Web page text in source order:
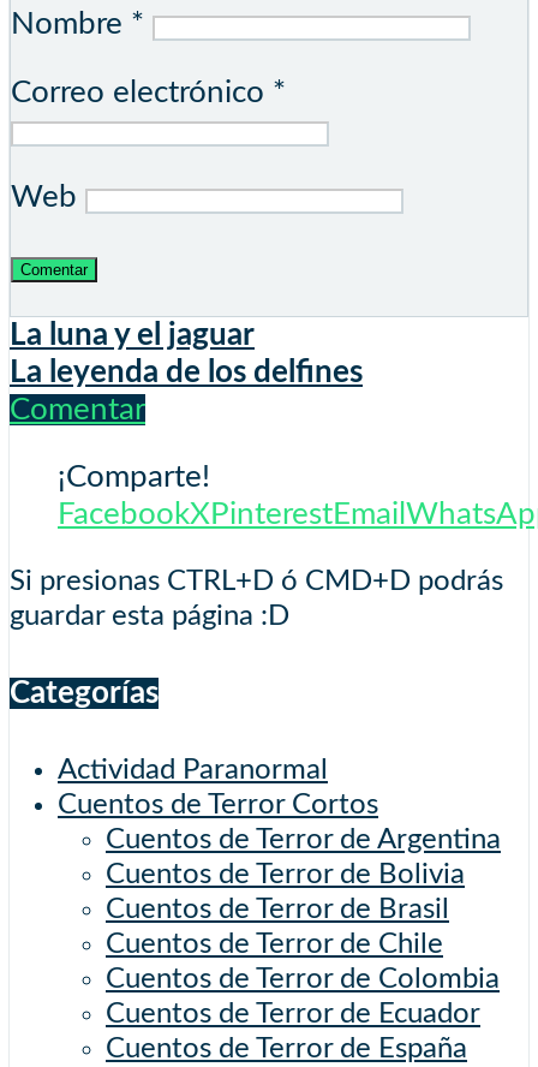
Nombre *
Correo electrónico *
Web
La luna y el jaguar
La leyenda de los delfines
Comentar
¡Comparte!
FacebookX PinterestEmail
Si presionas CTRL+D ó CMD+D podrás
guardar esta página :D
Categorías
Actividad Paranormal
Cuentos de Terror Cortos
Cuentos de Terror de Argentina
Cuentos de Terror de Bolivia
Cuentos de Terror de Brasil
Cuentos de Terror de Chile
Cuentos de Terror de Colombia
Cuentos de Terror de Ecuador
Cuentos de Terror de España